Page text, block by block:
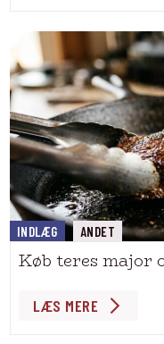
INDLÆG ANDET
Køb teres major
LÆS MERE